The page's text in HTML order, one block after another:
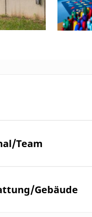
Team
Gebäude